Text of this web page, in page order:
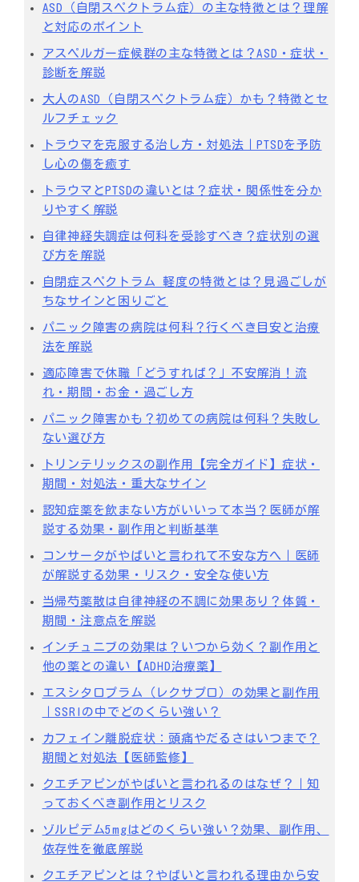
ASD（自閉スペクトラム症）の主な特徴とは？理解
と対応のポイント
アスペルガー症候群の主な特徴とは？ASD・症状・
診断を解説
大人のASD（自閉スペクトラム症）かも？特徴とセ
ルフチェック
トラウマを克服する治し方・対処法｜PTSDを予防
し心の傷を癒す
トラウマとPTSDの違いとは？症状・関係性を分か
りやすく解説
自律神経失調症は何科を受診すべき？症状別の選
び方を解説
自閉症スペクトラム 軽度の特徴とは？見過ごしが
ちなサインと困りごと
パニック障害の病院は何科？行くべき目安と治療
法を解説
適応障害で休職「どうすれば？」不安解消！流
れ・期間・お金・過ごし方
パニック障害かも？初めての病院は何科？失敗し
ない選び方
トリンテリックスの副作用【完全ガイド】症状・
期間・対処法・重大なサイン
認知症薬を飲まない方がいいって本当？医師が解
説する効果・副作用と判断基準
コンサータがやばいと言われて不安な方へ｜医師
が解説する効果・リスク・安全な使い方
当帰芍薬散は自律神経の不調に効果あり？体質・
期間・注意点を解説
インチュニブの効果は？いつから効く？副作用と
他の薬との違い【ADHD治療薬】
エスシタロプラム（レクサプロ）の効果と副作用
｜SSRIの中でどのくらい強い？
カフェイン離脱症状：頭痛やだるさはいつまで？
期間と対処法【医師監修】
クエチアピンがやばいと言われるのはなぜ？｜知
っておくべき副作用とリスク
ゾルピデム5mgはどのくらい強い？効果、副作用、
依存性を徹底解説
クエチアピンとは？やばいと言われる理由から安